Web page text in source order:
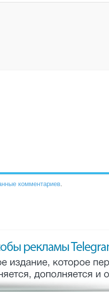
комментариев.